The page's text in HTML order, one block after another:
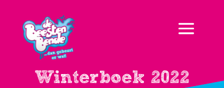
Winterboek 2022